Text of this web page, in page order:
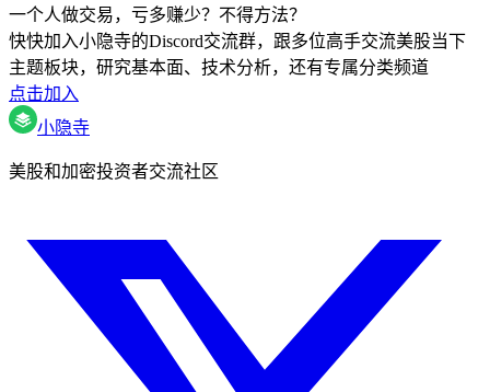
一个人做交易，亏多赚少？不得方法？
快快加入小隐寺的Discord交流群，跟多位高手交流美股当下
主题板块，研究基本面、技术分析，还有专属分类频道
点击加入
小隐寺
美股和加密投资者交流社区